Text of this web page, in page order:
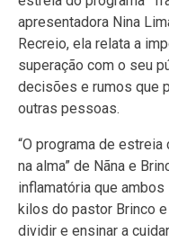
apresentadora Nina
Recreio, ela relata a
superação com o seu
decisões e rumos que
outras pessoas.
“O programa de
na alma” de Nãna e
inflamatória que
kilos do pastor Brinco
dividir e ensinar a